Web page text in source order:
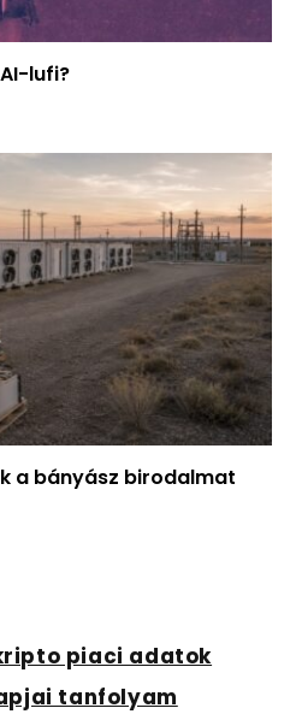
lufi?
a bányász birodalmat
piaci adatok
tanfolyam